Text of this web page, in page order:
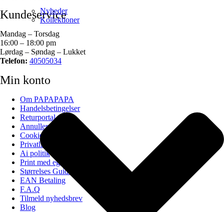
Nyheder
Kollektioner
Kundeservice
Mandag – Torsdag
16:00 – 18:00 pm
Lørdag – Søndag – Lukket
Telefon: 40505034
Min konto
Om PAPAPAPA
Handelsbetingelser
Returportal
Annuller ordre
Cookiepolitik (EU)
Privatlivspolitik
Ai politik
Print med eget billede
Størrelses Guide
EAN Betaling
F.A.Q
Tilmeld nyhedsbrev
Blog